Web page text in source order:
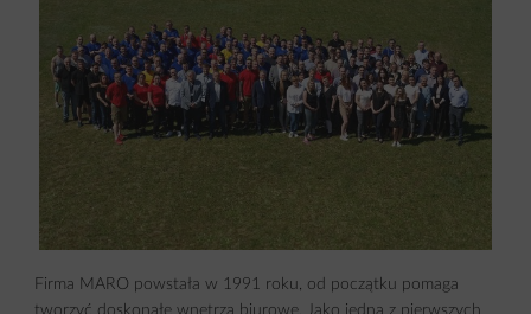
Firma MARO powstała w 1991 roku, od początku pomaga
tworzyć doskonałe wnętrza biurowe. Jako jedna z pierwszych